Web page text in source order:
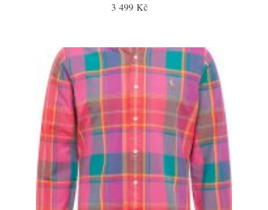
3 499 Kč